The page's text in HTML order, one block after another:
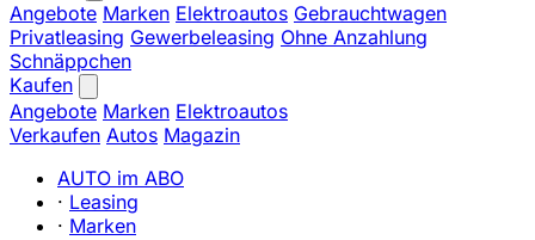
Angebote Marken Elektroautos Gebrauchtwagen
Privatleasing Gewerbeleasing Ohne Anzahlung
Schnäppchen
Kaufen
Angebote Marken Elektroautos
Verkaufen Autos Magazin
AUTO im ABO
· Leasing
· Marken